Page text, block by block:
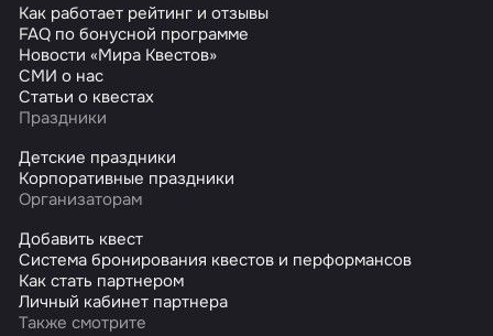
Как работает рейтинг и отзывы
FAQ по бонусной программе
Новости «Мира Квестов»
СМИ о нас
Статьи о квестах
Праздники
Детские праздники
Корпоративные праздники
Организаторам
Добавить квест
Система бронирования квестов и перформансов
Как стать партнером
Личный кабинет партнера
Также смотрите